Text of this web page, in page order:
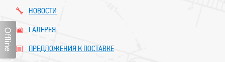
НОВОСТИ
ГАЛЕРЕЯ
ПРЕДЛОЖЕНИЯ К ПОСТАВКЕ